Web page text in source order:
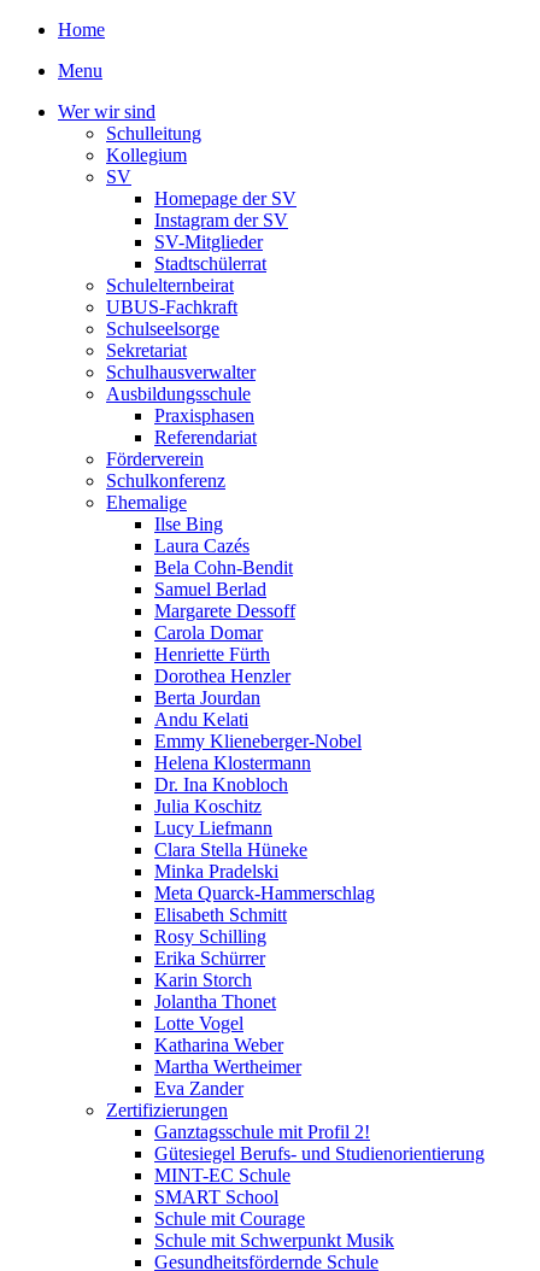
Home
Menu
Wer wir sind
Schulleitung
Kollegium
SV
Homepage der SV
Instagram der SV
SV-Mitglieder
Stadtschülerrat
Schulelternbeirat
UBUS-Fachkraft
Schulseelsorge
Sekretariat
Schulhausverwalter
Ausbildungsschule
Praxisphasen
Referendariat
Förderverein
Schulkonferenz
Ehemalige
Ilse Bing
Laura Cazés
Bela Cohn-Bendit
Samuel Berlad
Margarete Dessoff
Carola Domar
Henriette Fürth
Dorothea Henzler
Berta Jourdan
Andu Kelati
Emmy Klieneberger-Nobel
Helena Klostermann
Dr. Ina Knobloch
Julia Koschitz
Lucy Liefmann
Clara Stella Hüneke
Minka Pradelski
Meta Quarck-Hammerschlag
Elisabeth Schmitt
Rosy Schilling
Erika Schürrer
Karin Storch
Jolantha Thonet
Lotte Vogel
Katharina Weber
Martha Wertheimer
Eva Zander
Zertifizierungen
Ganztagsschule mit Profil 2!
Gütesiegel Berufs- und Studienorientierung
MINT-EC Schule
SMART School
Schule mit Courage
Schule mit Schwerpunkt Musik
Gesundheitsfördernde Schule